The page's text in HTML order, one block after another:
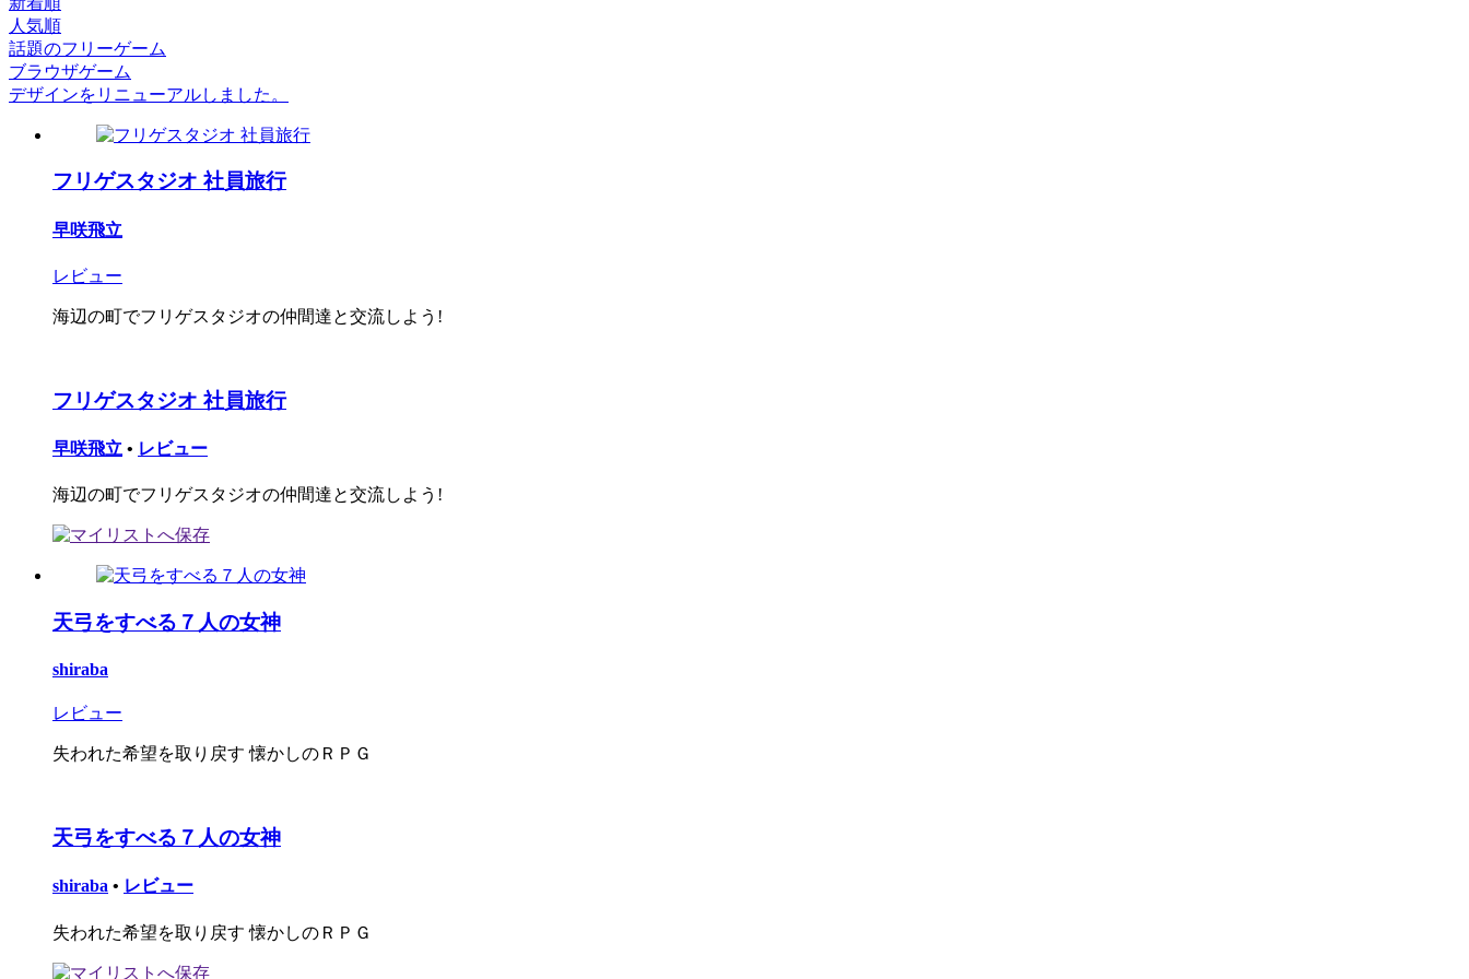
人気順
話題のフリーゲーム
ブラウザゲーム
デザインをリニューアルしました。
フリゲスタジオ 社員旅行
早咲飛立
レビュー
海辺の町でフリゲスタジオの仲間達と交流しよう!
フリゲスタジオ 社員旅行
早咲飛立 • レビュー
海辺の町でフリゲスタジオの仲間達と交流しよう!
天弓をすべる７人の女神
shiraba
レビュー
失われた希望を取り戻す 懐かしのＲＰＧ
天弓をすべる７人の女神
shiraba • レビュー
失われた希望を取り戻す 懐かしのＲＰＧ